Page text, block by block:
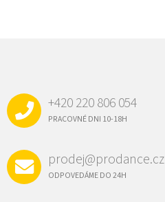
i
+420 220 806 054
PRACOVNÉ DNI 10-18H
prodej@prodance.cz
ODPOVEDÁME DO 24H